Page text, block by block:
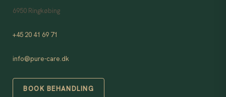
6950 Ringkøbing
+45 20 41 69 71
info@pure-care.dk
BOOK BEHANDLING